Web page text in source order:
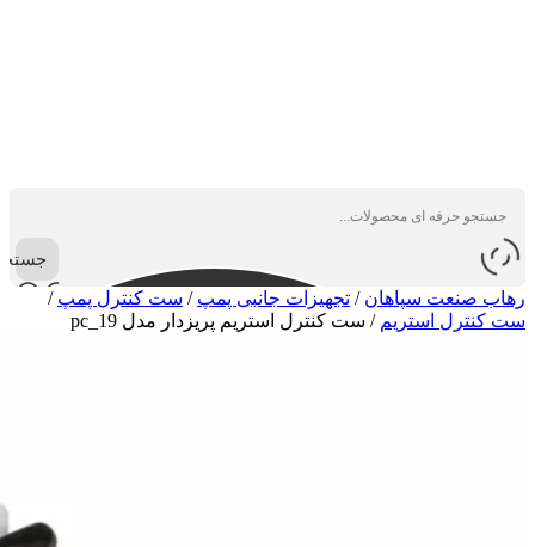
رهاب صنعت سپاهان / تجهیزات جانبی پمپ / ست کنترل پمپ /
ست کنترل استریم / ست کنترل استریم پریزدار مدل pc_19